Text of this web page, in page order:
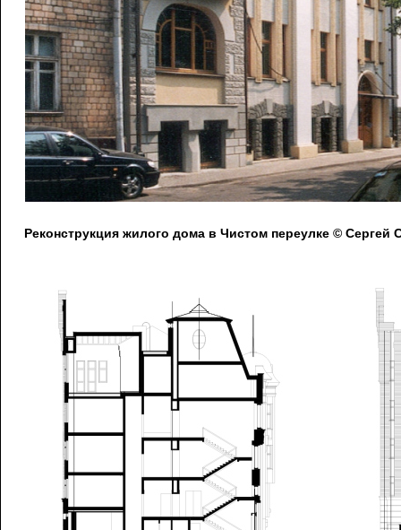
Реконструкция жилого дома в Чистом переулке © Сергей